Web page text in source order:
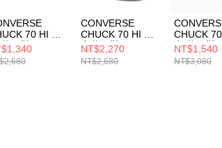
70 HI 男
閒鞋
CONVERSE
CHUCK 70 HI 男
女休閒鞋
162053C
NT$2,270
NT$2,680
CHUCK 70
女 休閒鞋
A07201C
NT$1,540
NT$3,080